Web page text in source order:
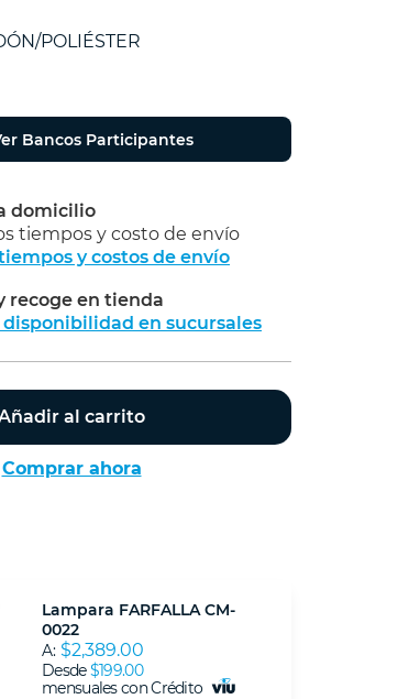
POLIÉSTER
Bancos Participantes
domicilio
tiempos y costo de envío
y costos de envío
Calcular
recoge en tienda
en sucursales
al carrito
Comprar ahora
Lampara FARFALLA CM-
0022
A: $2,389.00
Desde$199.00
mensuales con Crédito